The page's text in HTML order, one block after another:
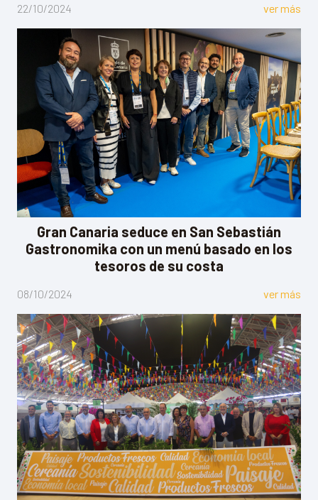
22/10/2024 ver más
Gran Canaria seduce en San Sebastián
Gastronomika con un menú basado en los
tesoros de su costa
08/10/2024 ver más